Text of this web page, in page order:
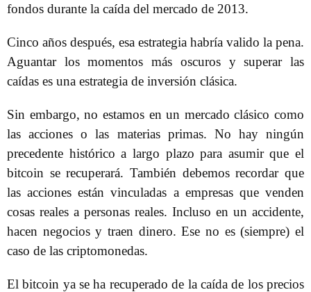
fondos durante la caída del mercado de 2013.
Cinco años después, esa estrategia habría valido la pena.
Aguantar los momentos más oscuros y superar las
caídas es una estrategia de inversión clásica.
Sin embargo, no estamos en un mercado clásico como
las acciones o las materias primas. No hay ningún
precedente histórico a largo plazo para asumir que el
bitcoin se recuperará. También debemos recordar que
las acciones están vinculadas a empresas que venden
cosas reales a personas reales. Incluso en un accidente,
hacen negocios y traen dinero. Ese no es (siempre) el
caso de las criptomonedas.
El bitcoin ya se ha recuperado de la caída de los precios